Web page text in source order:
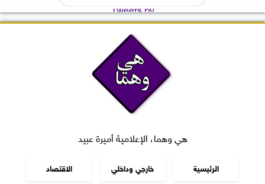
Tweets by
هي وهما، الإعلامية أميرة عبيد
الرئيسية خارجي وداخلي
الاقتصاد